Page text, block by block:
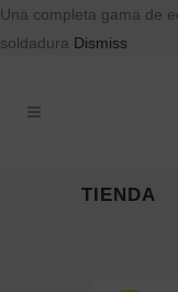
Una completa gama de
soldadura Dismiss
TIENDA